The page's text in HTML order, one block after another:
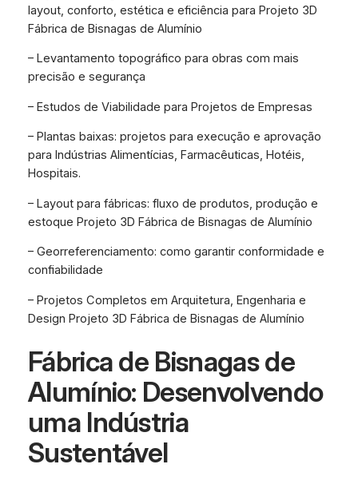
layout, conforto, estética e eficiência para Projeto 3D
Fábrica de Bisnagas de Alumínio
– Levantamento topográfico para obras com mais
precisão e segurança
– Estudos de Viabilidade para Projetos de Empresas
– Plantas baixas: projetos para execução e aprovação
para Indústrias Alimentícias, Farmacêuticas, Hotéis,
Hospitais.
– Layout para fábricas: fluxo de produtos, produção e
estoque Projeto 3D Fábrica de Bisnagas de Alumínio
– Georreferenciamento: como garantir conformidade e
confiabilidade
– Projetos Completos em Arquitetura, Engenharia e
Design Projeto 3D Fábrica de Bisnagas de Alumínio
Fábrica de Bisnagas de
Alumínio: Desenvolvendo
uma Indústria
Sustentável